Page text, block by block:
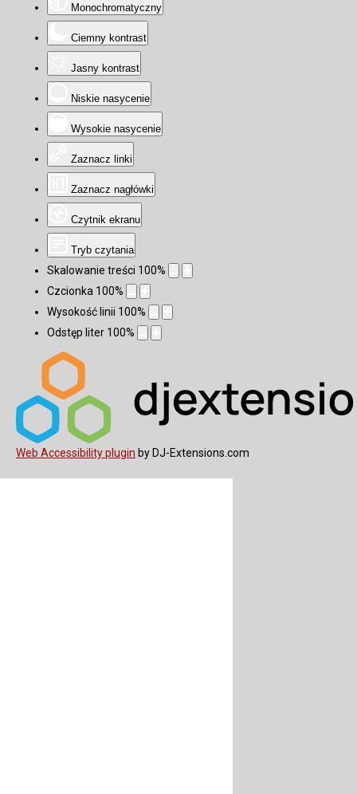
Monochromatyczny
Ciemny kontrast
Jasny kontrast
Niskie nasycenie
Wysokie nasycenie
Zaznacz linki
Zaznacz nagłówki
Czytnik ekranu
Tryb czytania
Skalowanie treści 100%
Czcionka 100%
Wysokość linii 100%
Odstęp liter 100%
Web Accessibility plugin by DJ-Extensions.com